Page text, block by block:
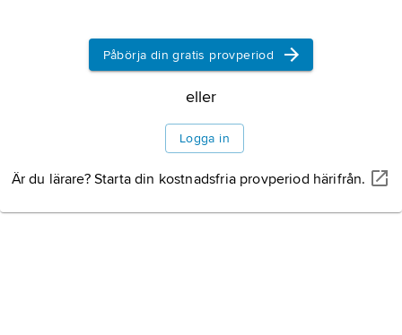
Påbörja din gratis provperiod
eller
Logga in
Är du lärare? Starta din kostnadsfria provperiod härifrån.